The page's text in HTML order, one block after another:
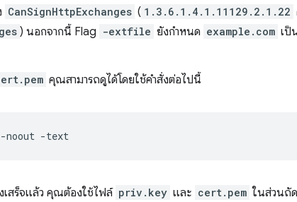
CanSignHttpExchanges ( 1.3.6.1.4.1.11129.2.1.22
) นอกจากนี้ Flag -extfile ยังกำหนด example.com เ
คุณสามารถดูได้โดยใช้คำสั่งต่อไปนี้
-noout
เสร็จแล้ว คุณต้องใช้ไฟล์ priv.key และ cert.pem ในส่วนถั